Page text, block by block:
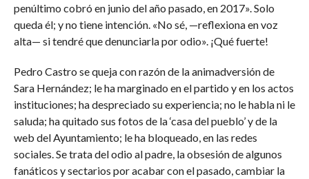
penúltimo cobró en junio del año pasado, en 2017». Solo
queda él; y no tiene intención. «No sé, —reflexiona en voz
alta— si tendré que denunciarla por odio». ¡Qué fuerte!
Pedro Castro se queja con razón de la animadversión de
Sara Hernández; le ha marginado en el partido y en los actos
instituciones; ha despreciado su experiencia; no le habla ni le
saluda; ha quitado sus fotos de la ‘casa del pueblo’ y de la
web del Ayuntamiento; le ha bloqueado, en las redes
sociales. Se trata del odio al padre, la obsesión de algunos
fanáticos y sectarios por acabar con el pasado, cambiar la